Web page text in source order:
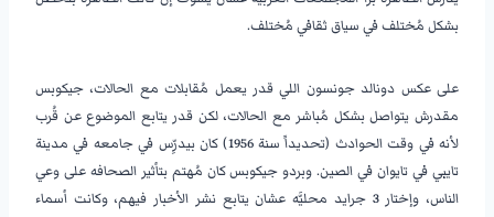
بشكل مُختلف في سياق ثقافي مُختلف.
على عكس دونالد جونسون اللي قدر يعمل مُقابلات مع الحالات، جيكوبس
مقدرش يتواصل بشكل مُباشر مع الحالات، لكن قدر يتابع الموضوع عن قُرب
لأنه في وقت الحوادث (تحديداً سنة 1956) كان بيدرِّس في جامعه في مدينة
تايبي في تايوان في الصين. وبردو جيكوبس كان مُهتم بتأثير الصحافه على وعي
الناس، وإختار 3 جرايد محليَّه عشان يتابع نشر الأخبار فيهم، وكانت أسماء